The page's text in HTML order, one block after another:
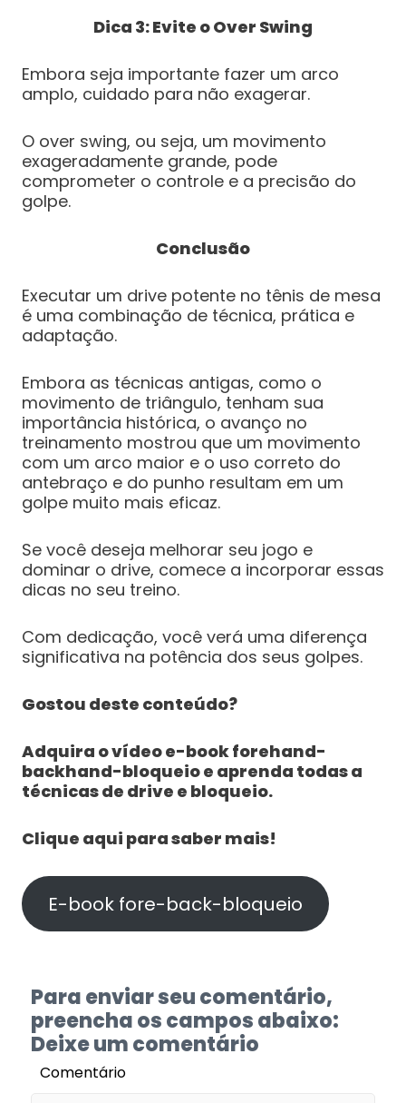
Dica 3: Evite o Over Swing
Embora seja importante fazer um arco
amplo, cuidado para não exagerar.
O over swing, ou seja, um movimento
exageradamente grande, pode
comprometer o controle e a precisão do
golpe.
Conclusão
Executar um drive potente no tênis de mesa
é uma combinação de técnica, prática e
adaptação.
Embora as técnicas antigas, como o
movimento de triângulo, tenham sua
importância histórica, o avanço no
treinamento mostrou que um movimento
com um arco maior e o uso correto do
antebraço e do punho resultam em um
golpe muito mais eficaz.
Se você deseja melhorar seu jogo e
dominar o drive, comece a incorporar essas
dicas no seu treino.
Com dedicação, você verá uma diferença
significativa na potência dos seus golpes.
Gostou deste conteúdo?
Adquira o vídeo e-book forehand-
backhand-bloqueio e aprenda todas a
técnicas de drive e bloqueio.
Clique aqui para saber mais!
E-book fore-back-bloqueio
Para enviar seu comentário,
preencha os campos abaixo:
Deixe um comentário
Comentário